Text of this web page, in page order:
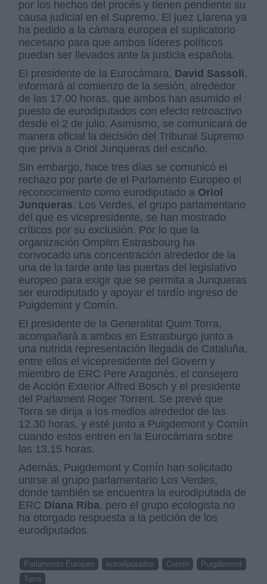
por los hechos del procés y tienen pendiente su
causa judicial en el Supremo. El juez Llarena ya
ha pedido a la cámara europea el suplicatorio
necesario para que ambos líderes políticos
puedan ser llevados ante la justicia española.
El presidente de la Eurocámara, David Sassoli,
informará al comienzo de la sesión, alrededor
de las 17.00 horas, que ambos han asumido el
puesto de eurodiputados con efecto retroactivo
desde el 2 de julio. Asimismo, se comunicará de
manera oficial la decisión del Tribunal Supremo
que priva a Oriol Junqueras del escaño.
Sin embargo, hace tres días se comunicó el
rechazo por parte de el Parlamento Europeo el
reconocimiento como eurodiputado a Oriol
Junqueras. Los Verdes, el grupo parlamentario
del que es vicepresidente, se han mostrado
críticos por su exclusión. Por lo que la
organización Omplim Estrasbourg ha
convocado una concentración alrededor de la
una de la tarde ante las puertas del legislativo
europeo para exigir que se permita a Junqueras
ser eurodiputado y apoyar el tardío ingreso de
Puigdemint y Comín.
El presidente de la Generalitat Quim Torra,
acompañará a ambos en Estrasburgo junto a
una nutrida representación llegada de Cataluña,
entre ellos el vicepresidente del Govern y
miembro de ERC Pere Aragonès, el consejero
de Acción Exterior Alfred Bosch y el presidente
del Parlament Roger Torrent. Se prevé que
Torra se dirija a los medios alrededor de las
12.30 horas, y esté junto a Puigdemont y Comín
cuando estos entren en la Eurocámara sobre
las 13.15 horas.
Además, Puigdemont y Comín han solicitado
unirse al grupo parlamentario Los Verdes,
donde también se encuentra la eurodiputada de
ERC Diana Riba, pero el grupo ecologista no
ha otorgado respuesta a la petición de los
eurodiputados.
Parlamento Europeo eurodiputados Comín
Puigdemont
Torra